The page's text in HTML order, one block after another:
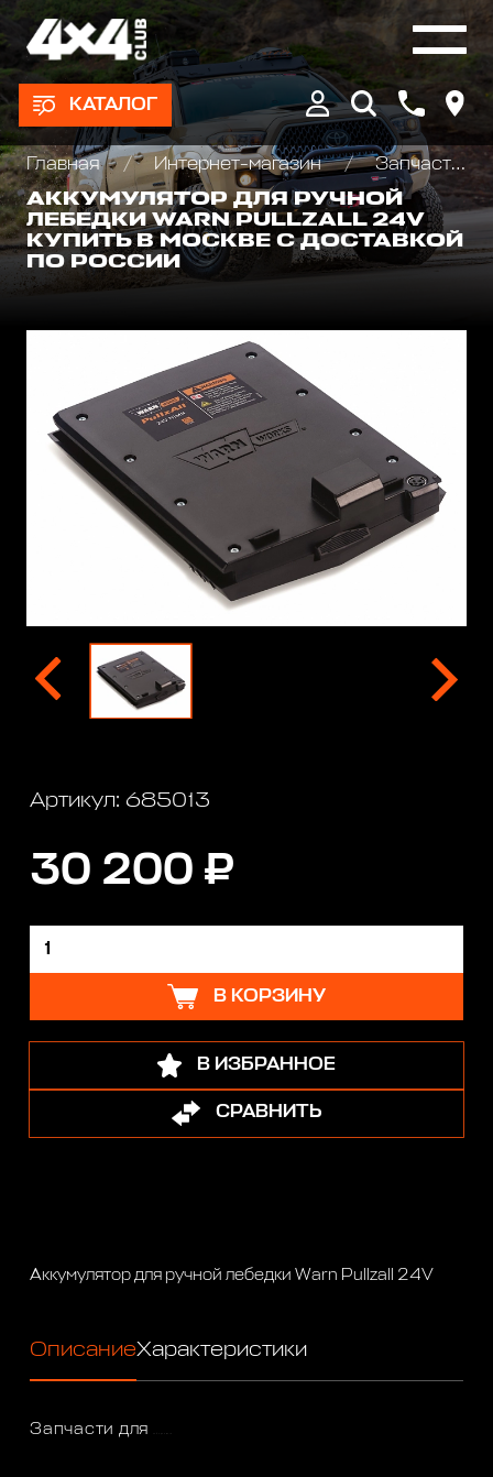
КАТАЛОГ
Главная Интернет-магазин
Запчасти и Аксессуары для лебедок
АККУМУЛЯТОР ДЛЯ РУЧНОЙ
ЛЕБЕДКИ WARN PULLZALL 24V
КУПИТЬ В МОСКВЕ С ДОСТАВКОЙ
ПО РОССИИ
Артикул: 685013
30 200 ₽
В КОРЗИНУ
В ИЗБРАННОЕ
СРАВНИТЬ
Аккумулятор для ручной лебедки Warn Pullzall 24V
ОписаниеХарактеристики
Запчасти для